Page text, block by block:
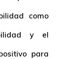
como
y el
para